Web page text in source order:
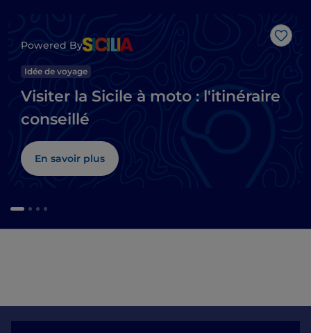
Powered By
Idée de voyage
Visiter la Sicile à moto : l'itinéraire
conseillé
En savoir plus